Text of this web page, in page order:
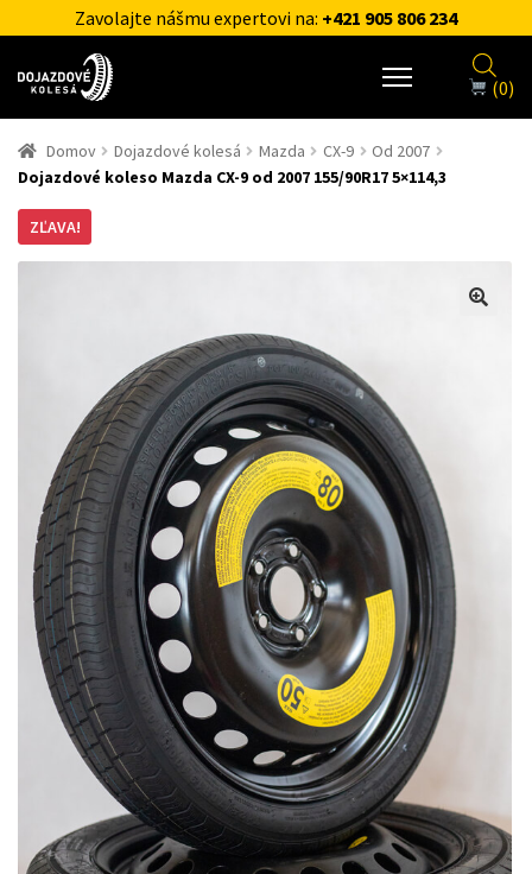
Zavolajte nášmu expertovi na: +421 905 806 234
(0)
Domov Dojazdové kolesá Mazda CX-9
Od 2007
Dojazdové koleso Mazda CX-9 od 2007 155/90R17 5×114,3
ZĽAVA!